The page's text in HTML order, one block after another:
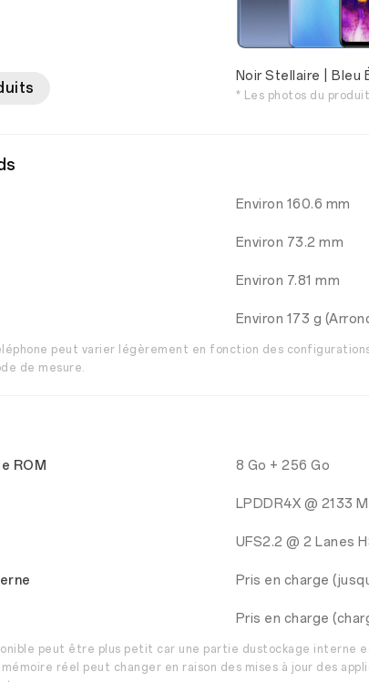
Noir Stellaire | Bleu
* Les photos du
Environ 160.6 mm
Environ 73.2 mm
Environ 7.81 mm
Environ 173 g
peut varier légèrement en fonction des
de mesure.
ROM 8 Go + 256 Go
LPDDR4X @ 2133
UFS2.2 @ 2 Lanes
Pris en charge
Pris en charge
peut être plus petit car une partie dustockage interne
réel peut changer en raison des mises à jour des